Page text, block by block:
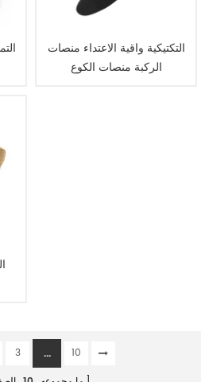
التكتيكية واقية الاعتداء منصات
الركبة منصات الكوع
3 ...
10